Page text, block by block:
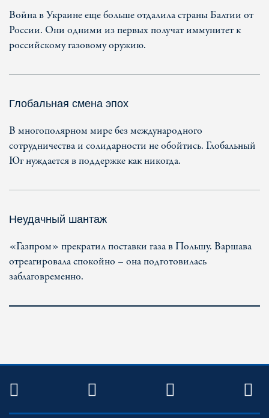
Война в Украине еще больше отдалила страны Балтии от
России. Они одними из первых получат иммунитет к
российскому газовому оружию.
Глобальная смена эпох
В многополярном мире без международного
сотрудничества и солидарности не обойтись. Глобальный
Юг нуждается в поддержке как никогда.
Неудачный шантаж
«Газпром» прекратил поставки газа в Польшу. Варшава
отреагировала спокойно – она подготовилась
заблаговременно.
TWITTER FACEBOOKYOUTUBE